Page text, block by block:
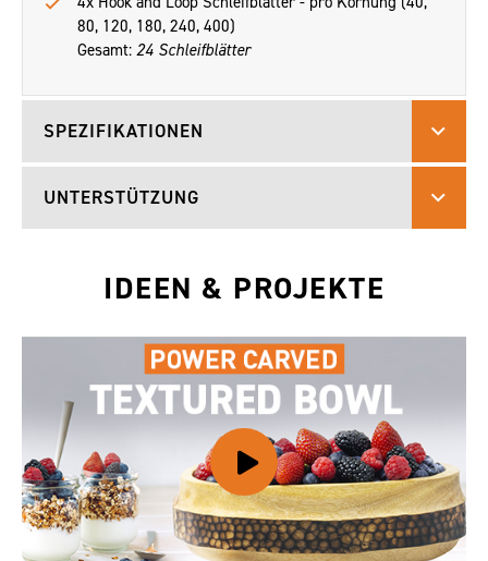
80, 120, 180, 240, 400)
Gesamt: 24 Schleifblätter
SPEZIFIKATIONEN
UNTERSTÜTZUNG
IDEEN & PROJEKTE